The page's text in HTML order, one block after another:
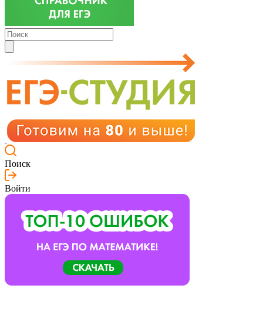
Поиск
Войти